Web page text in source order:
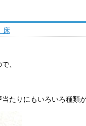
床
、
たりにもいろいろ種類